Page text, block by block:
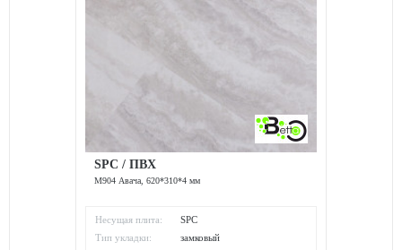
SPC / ПВХ
M904 Авача, 620*310*4 мм
Несущая плита:
SPC
Тип укладки:
замковый